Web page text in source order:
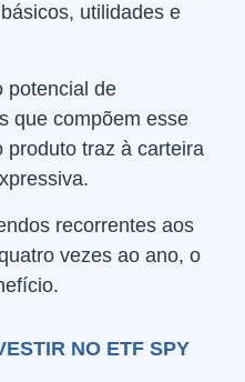
utilidades e
potencial de
que compõem esse
produto traz à carteira
recorrentes aos
vezes ao ano, o
NO ETF SPY